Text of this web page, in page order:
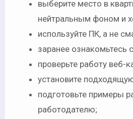
выберите место в
нейтральным фоном и
используйте ПК, а не
заранее ознакомьтесь
проверьте работу веб-
установите
подготовьте примеры
работодателю;